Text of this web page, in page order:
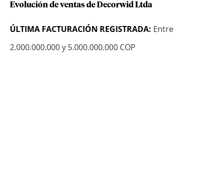
Evolución de ventas de Decorwid Ltda
ÚLTIMA FACTURACIÓN REGISTRADA: Entre
2.000.000.000 y 5.000.000.000 COP